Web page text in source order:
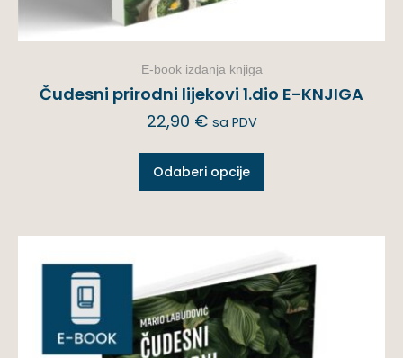
E-book izdanja knjiga
Čudesni prirodni lijekovi 1.dio E-KNJIGA
22,90 € sa PDV
Odaberi opcije